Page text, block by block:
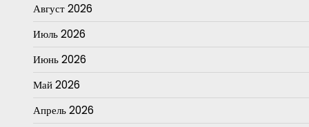
Август 2026
Июль 2026
Июнь 2026
Май 2026
Апрель 2026